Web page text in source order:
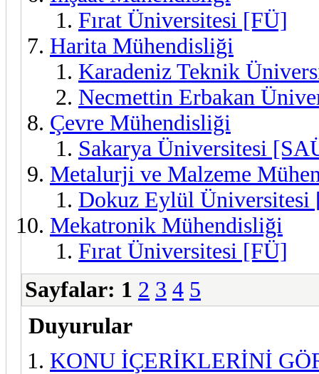
Fırat Üniversitesi [FÜ]
Harita Mühendisliği
Karadeniz Teknik
Necmettin Erbakan
Çevre Mühendisliği
Sakarya Üniversitesi
Metalurji ve Malzeme
Dokuz Eylül
Mekatronik Mühendisliği
Fırat Üniversitesi [FÜ]
Sayfalar: 1 2 3 4 5
Duyurular
KONU İÇERİKLERİNİ